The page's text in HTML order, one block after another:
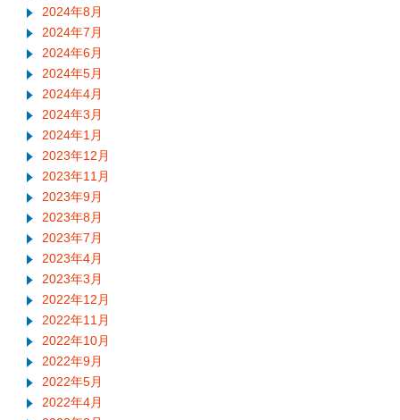
2024年8月
2024年7月
2024年6月
2024年5月
2024年4月
2024年3月
2024年1月
2023年12月
2023年11月
2023年9月
2023年8月
2023年7月
2023年4月
2023年3月
2022年12月
2022年11月
2022年10月
2022年9月
2022年5月
2022年4月